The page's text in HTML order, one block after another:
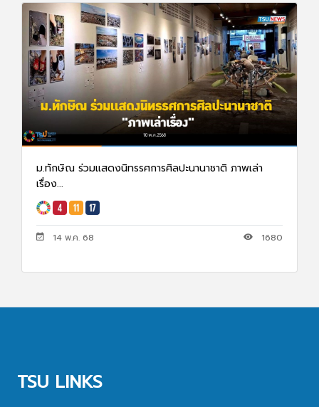
ม.ทักษิณ ร่วมแสดงนิทรรศการศิลปะนานาชาติ ภาพเล่า
เรื่อง...
14 พ.ค. 68 1680
TSU LINKS